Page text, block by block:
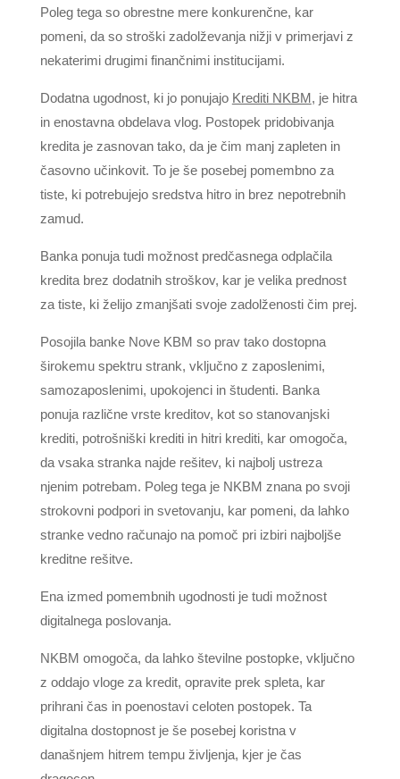
Poleg tega so obrestne mere konkurenčne, kar
pomeni, da so stroški zadolževanja nižji v primerjavi z
nekaterimi drugimi finančnimi institucijami.
Dodatna ugodnost, ki jo ponujajo Krediti NKBM, je hitra
in enostavna obdelava vlog. Postopek pridobivanja
kredita je zasnovan tako, da je čim manj zapleten in
časovno učinkovit. To je še posebej pomembno za
tiste, ki potrebujejo sredstva hitro in brez nepotrebnih
zamud.
Banka ponuja tudi možnost predčasnega odplačila
kredita brez dodatnih stroškov, kar je velika prednost
za tiste, ki želijo zmanjšati svoje zadolženosti čim prej.
Posojila banke Nove KBM so prav tako dostopna
širokemu spektru strank, vključno z zaposlenimi,
samozaposlenimi, upokojenci in študenti. Banka
ponuja različne vrste kreditov, kot so stanovanjski
krediti, potrošniški krediti in hitri krediti, kar omogoča,
da vsaka stranka najde rešitev, ki najbolj ustreza
njenim potrebam. Poleg tega je NKBM znana po svoji
strokovni podpori in svetovanju, kar pomeni, da lahko
stranke vedno računajo na pomoč pri izbiri najboljše
kreditne rešitve.
Ena izmed pomembnih ugodnosti je tudi možnost
digitalnega poslovanja.
NKBM omogoča, da lahko številne postopke, vključno
z oddajo vloge za kredit, opravite prek spleta, kar
prihrani čas in poenostavi celoten postopek. Ta
digitalna dostopnost je še posebej koristna v
današnjem hitrem tempu življenja, kjer je čas